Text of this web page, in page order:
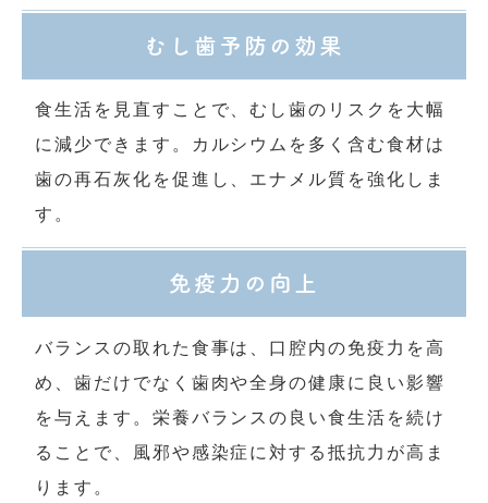
むし歯予防の効果
食生活を見直すことで、むし歯のリスクを大幅
に減少できます。カルシウムを多く含む食材は
歯の再石灰化を促進し、エナメル質を強化しま
す。
免疫力の向上
バランスの取れた食事は、口腔内の免疫力を高
め、歯だけでなく歯肉や全身の健康に良い影響
を与えます。栄養バランスの良い食生活を続け
ることで、風邪や感染症に対する抵抗力が高ま
ります。